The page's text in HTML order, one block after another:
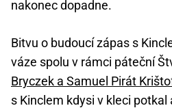
nakonec dopadne.
Bitvu o budoucí zápas s
váze spolu v rámci páteční
Bryczek a Samuel Pirát
s Kinclem kdysi v kleci potkal